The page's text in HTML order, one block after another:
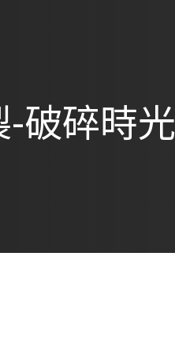
破碎時光